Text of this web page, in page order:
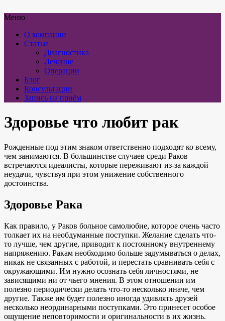
Меню
О компании
Статьи
Диагностика
Лечение
Операции
Блог
Консультации
Запись на приём
Здоровье что любит рак
Рожденные под этим знаком ответственно подходят ко всему,
чем занимаются. В большинстве случаев среди Раков
встречаются идеалисты, которые переживают из-за каждой
неудачи, чувствуя при этом унижение собственного
достоинства.
Здоровье Рака
Как правило, у Раков больное самолюбие, которое очень часто
толкает их на необдуманные поступки. Желание сделать что-
то лучше, чем другие, приводит к постоянному внутреннему
напряжению. Ракам необходимо больше задумываться о делах,
никак не связанных с работой, и перестать сравнивать себя с
окружающими. Им нужно осознать себя личностями, не
зависящими ни от чьего мнения. В этом отношении им
полезно периодически делать что-то несколько иначе, чем
другие. Также им будет полезно иногда удивлять друзей
несколько неординарными поступками. Это принесет особое
ощущение неповторимости и оригинальности в их жизнь.